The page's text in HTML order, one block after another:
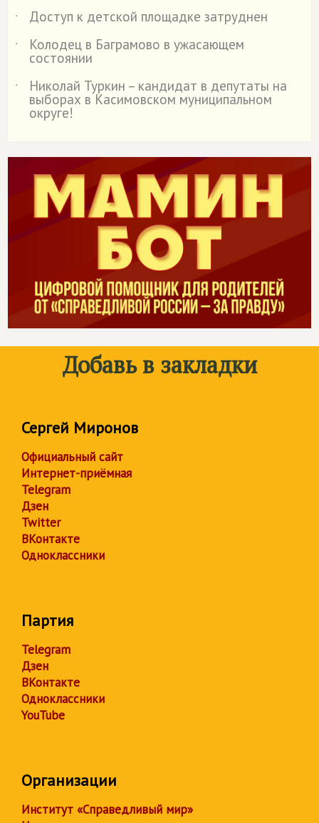
˙
Доступ к детской площадке затруднен
˙
Колодец в Баграмово в ужасающем
состоянии
˙
Николай Туркин – кандидат в депутаты на
выборах в Касимовском муниципальном
округе!
Добавь в закладки
Сергей Миронов
Официальный сайт
Интернет-приёмная
Telegram
Дзен
Twitter
ВКонтакте
Одноклассники
Партия
Telegram
Дзен
ВКонтакте
Одноклассники
YouTube
Организации
Институт «Справедливый мир»